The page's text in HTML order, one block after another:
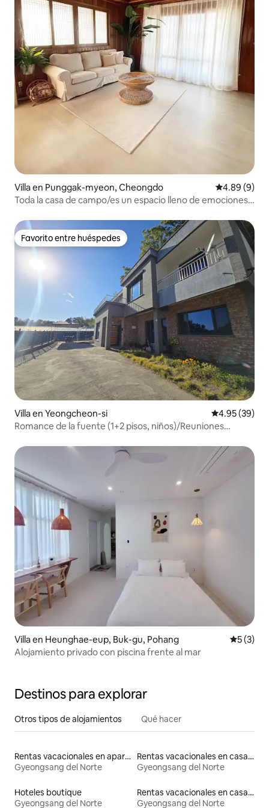
Villa en Punggak-myeon, Cheongdo Calificación
4.89 (9)
Toda la casa de campo/es un espacio lleno de emociones
una casa antigua/Gesluerohren House
Favorito entre huéspedes
Favorito entre huéspedes
Villa en Yeongcheon-si Calificación
4.95 (39)
Romance de la fuente (1+2 pisos, niños)/Reuniones
Villa en Heunghae-eup, Buk-gu, Pohang
5 (3)
Alojamiento privado con piscina frente al mar
Destinos para explorar
Otros tipos de alojamientos Qué hacer
Rentas vacacionales en apartoteles
Gyeongsang del Norte
Rentas vacacionales en casas rodantes
Gyeongsang del Norte
Hoteles boutique
Gyeongsang del Norte
Rentas vacacionales en casas adosadas
Gyeongsang del Norte